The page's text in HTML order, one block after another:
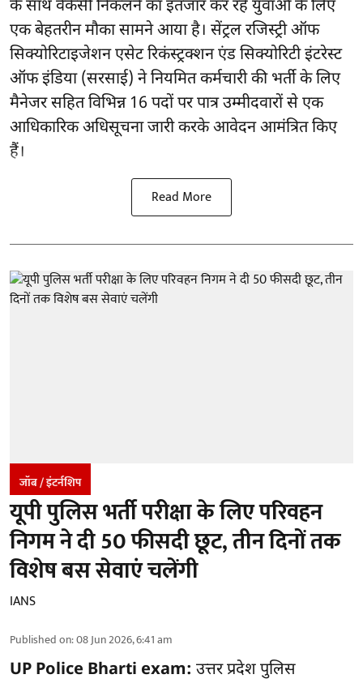
के साथ वैकेंसी निकलने का इंतजार कर रहे युवाओं के लिए
एक बेहतरीन मौका सामने आया है। सेंट्रल रजिस्ट्री ऑफ
सिक्योरिटाइजेशन एसेट रिकंस्ट्रक्शन एंड सिक्योरिटी इंटरेस्ट
ऑफ इंडिया (सरसाई) ने नियमित कर्मचारी की भर्ती के लिए
मैनेजर सहित विभिन्न 16 पदों पर पात्र उम्मीदवारों से एक
आधिकारिक अधिसूचना जारी करके आवेदन आमंत्रित किए
हैं।
Read More
जॉब / इंटर्नशिप
यूपी पुलिस भर्ती परीक्षा के लिए परिवहन
निगम ने दी 50 फीसदी छूट, तीन दिनों तक
विशेष बस सेवाएं चलेंगी
IANS
Published on:08 Jun 2026, 6:41 am
UP Police Bharti exam: उत्तर प्रदेश पुलिस